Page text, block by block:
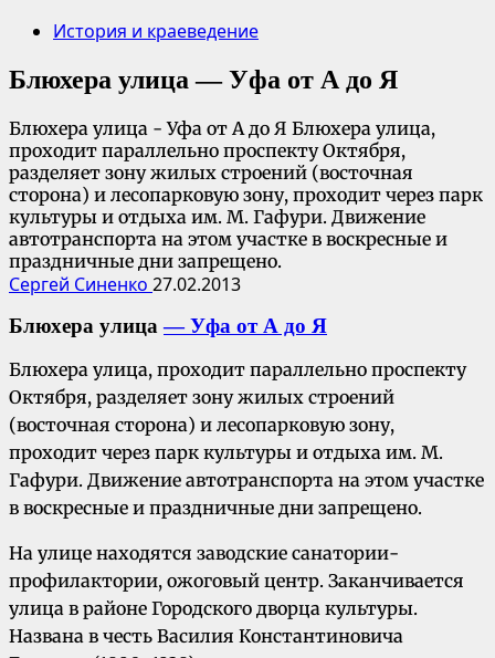
История и краеведение
Блюхера улица — Уфа от А до Я
Блюхера улица - Уфа от А до Я Блюхера улица,
проходит параллельно проспекту Октября,
разделяет зону жилых строений (восточная
сторона) и лесопарковую зону, проходит через парк
культуры и отдыха им. М. Гафури. Движение
автотранспорта на этом участке в воскресные и
праздничные дни запрещено.
Сергей Синенко 27.02.2013
Блюхера улица— Уфа от А до Я
Блюхера улица, проходит параллельно проспекту
Октября, разделяет зону жилых строений
(восточная сторона) и лесопарковую зону,
проходит через парк культуры и отдыха им. М.
Гафури. Движение автотранспорта на этом участке
в воскресные и праздничные дни запрещено.
На улице находятся заводские санатории-
профилактории, ожоговый центр. Заканчивается
улица в районе Городского дворца культуры.
Названа в честь Василия Константиновича